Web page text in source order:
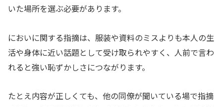
いた場所を選ぶ必要があります。
においに関する指摘は、服装や資料のミスよりも本人の生
活や身体に近い話題として受け取られやすく、人前で言わ
れると強い恥ずかしさにつながります。
たとえ内容が正しくても、他の同僚が聞いている場で指摘